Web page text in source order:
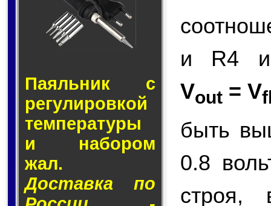
Паяльник с
ре­гу­ли­ров­кой
тем­пе­ра­ту­ры
и на­бо­ром
жал.
Доставка по
и R4 и
Vout = V
быть
0.8
строя,